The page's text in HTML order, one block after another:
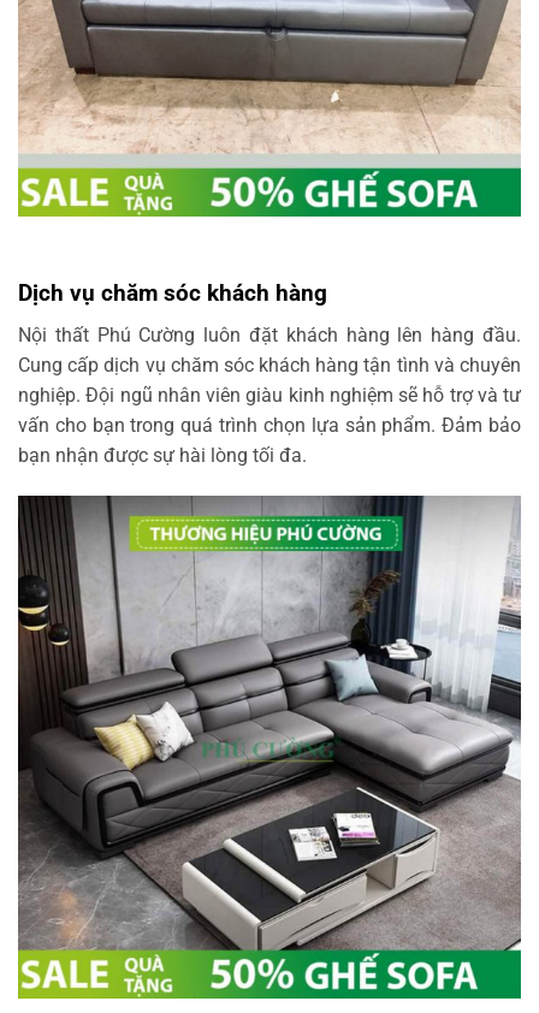
Dịch vụ chăm sóc khách hàng
Nội thất Phú Cường luôn đặt khách hàng lên hàng đầu.
Cung cấp dịch vụ chăm sóc khách hàng tận tình và chuyên
nghiệp. Đội ngũ nhân viên giàu kinh nghiệm sẽ hỗ trợ và tư
vấn cho bạn trong quá trình chọn lựa sản phẩm. Đảm bảo
bạn nhận được sự hài lòng tối đa.